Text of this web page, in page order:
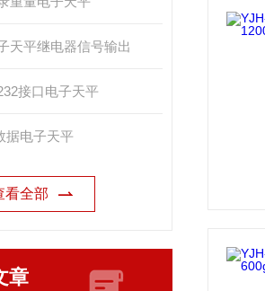
天平继电器信号输出
接口电子天平
据电子天平
看全部
章